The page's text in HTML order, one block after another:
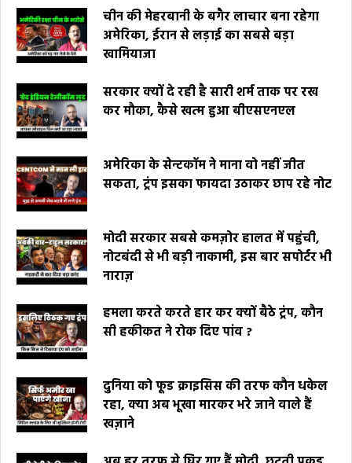
चीन की मेहरबानी के बगैर लाचार बना रहेगा
अमेरिका, ईरान से लड़ाई का सबसे बड़ा
खामियाजा
सरकार क्यों दे रही है सारी शर्म ताक पर रख
कर मौका, कैसे खत्म हुआ बीएसएनएल
अमेरिका के सेन्टकॉम ने माना वो नहीं जीत
सकता, ट्रंप इसका फायदा उठाकर छाप रहे नोट
मोदी सरकार सबसे कमज़ोर हालत में पहुंची,
नोटबंदी से भी बड़ी नाकामी, इस बार सपोर्टर भी
नाराज़
हमला करते करते हार कर क्यों बैठे ट्रंप, कौन
सी हकीकत ने रोक दिए पांव ?
दुनिया को फूड क्राइसिस की तरफ कौन धकेल
रहा, क्या अब भूखा मारकर भरे जाने वाले हैं
खज़ाने